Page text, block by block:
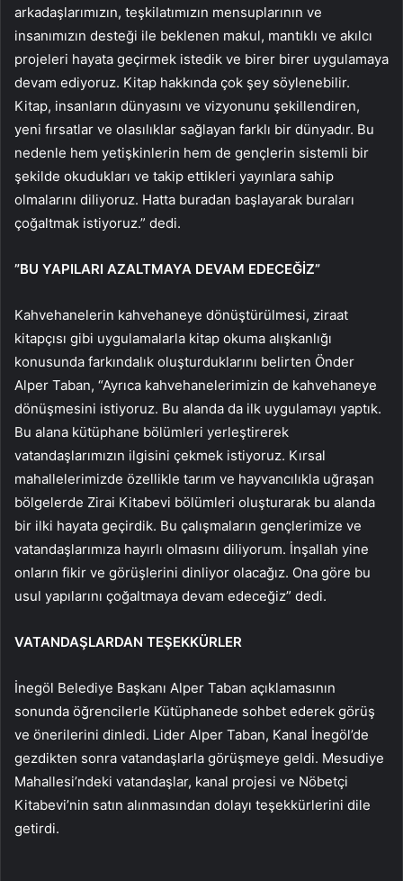
arkadaşlarımızın, teşkilatımızın mensuplarının ve
insanımızın desteği ile beklenen makul, mantıklı ve akılcı
projeleri hayata geçirmek istedik ve birer birer uygulamaya
devam ediyoruz. Kitap hakkında çok şey söylenebilir.
Kitap, insanların dünyasını ve vizyonunu şekillendiren,
yeni fırsatlar ve olasılıklar sağlayan farklı bir dünyadır. Bu
nedenle hem yetişkinlerin hem de gençlerin sistemli bir
şekilde okudukları ve takip ettikleri yayınlara sahip
olmalarını diliyoruz. Hatta buradan başlayarak buraları
çoğaltmak istiyoruz.” dedi.
”BU YAPILARI AZALTMAYA DEVAM EDECEĞİZ”
Kahvehanelerin kahvehaneye dönüştürülmesi, ziraat
kitapçısı gibi uygulamalarla kitap okuma alışkanlığı
konusunda farkındalık oluşturduklarını belirten Önder
Alper Taban, “Ayrıca kahvehanelerimizin de kahvehaneye
dönüşmesini istiyoruz. Bu alanda da ilk uygulamayı yaptık.
Bu alana kütüphane bölümleri yerleştirerek
vatandaşlarımızın ilgisini çekmek istiyoruz. Kırsal
mahallelerimizde özellikle tarım ve hayvancılıkla uğraşan
bölgelerde Zirai Kitabevi bölümleri oluşturarak bu alanda
bir ilki hayata geçirdik. Bu çalışmaların gençlerimize ve
vatandaşlarımıza hayırlı olmasını diliyorum. İnşallah yine
onların fikir ve görüşlerini dinliyor olacağız. Ona göre bu
usul yapılarını çoğaltmaya devam edeceğiz” dedi.
VATANDAŞLARDAN TEŞEKKÜRLER
İnegöl Belediye Başkanı Alper Taban açıklamasının
sonunda öğrencilerle Kütüphanede sohbet ederek görüş
ve önerilerini dinledi. Lider Alper Taban, Kanal İnegöl’de
gezdikten sonra vatandaşlarla görüşmeye geldi. Mesudiye
Mahallesi’ndeki vatandaşlar, kanal projesi ve Nöbetçi
Kitabevi’nin satın alınmasından dolayı teşekkürlerini dile
getirdi.